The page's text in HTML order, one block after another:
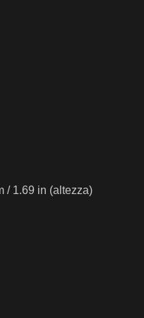
/ 1.69 in (altezza)